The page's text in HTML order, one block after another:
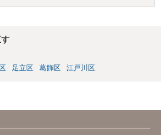
足立区 葛飾区 江戸川区